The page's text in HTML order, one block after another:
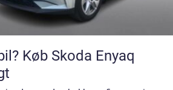
Køb Skoda Enyaq